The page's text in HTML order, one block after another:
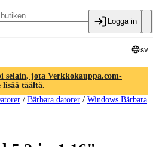
Logga in
sv
selain, jota Verkkokauppa.com-
lisää täältä.
/ Bärbara datorer / Windows Bärbara